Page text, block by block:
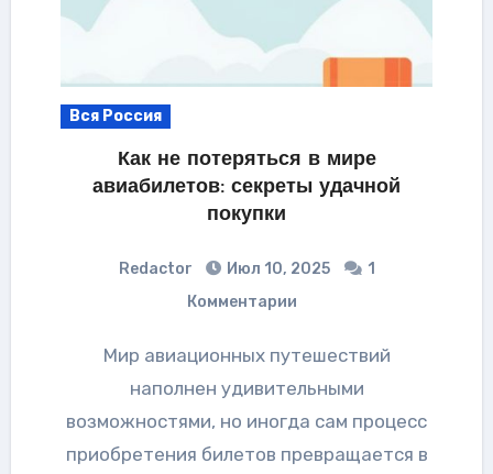
Вся Россия
Как не потеряться в мире
авиабилетов: секреты удачной
покупки
Redactor Июл 10, 2025
1
Комментарии
Мир авиационных путешествий
наполнен удивительными
возможностями, но иногда сам процесс
приобретения билетов превращается в